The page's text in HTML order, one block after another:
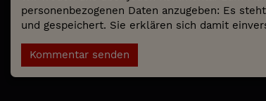
personenbezogenen Daten anzugeben: Es
und gespeichert. Sie erklären sich damit
Kommentar senden